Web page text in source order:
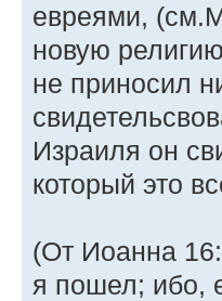
евреями,
новую
не приносил
Израиля он
который это
(От Иоанна
я пошел; ибо,